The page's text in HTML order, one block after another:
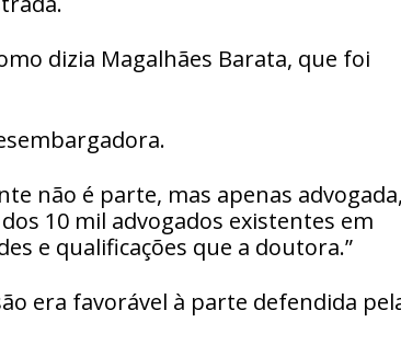
dizia Magalhães Barata, que foi
não é parte, mas apenas
10 mil advogados existentes em
e qualificações que a doutora.”
era favorável à parte defendida